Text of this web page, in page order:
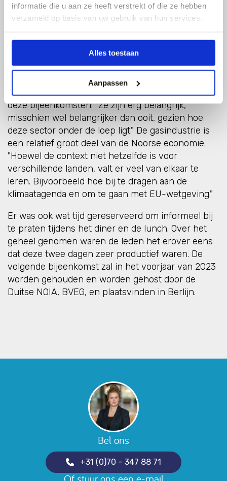
informatie die u aan ze heeft verstrekt of die ze hebben
verzameld op basis van uw gebruik van hun services.
Alles toestaan
Aanpassen
Leden van de naburige NOIA's hadden volop
gelegenheid om bij te praten over actuele zaken
uitdagingen op het gebied van klimaat, beveiliging,
bevoorrading, wetgeving en meer aanpakken.
Erling Kvadsheim, directeur Internationale Zaken
van Offshore Norge, ziet duidelijk de waarde van
deze bijeenkomsten: "Ze zijn erg belangrijk,
misschien wel belangrijker dan ooit, gezien hoe
deze sector onder de loep ligt." De gasindustrie is
een relatief groot deel van de Noorse economie.
"Hoewel de context niet hetzelfde is voor
verschillende landen, valt er veel van elkaar te
leren. Bijvoorbeeld hoe bij te dragen aan de
klimaatagenda en om te gaan met EU-wetgeving."
Er was ook wat tijd gereserveerd om informeel bij
te praten tijdens het diner en de lunch. Over het
geheel genomen waren de leden het erover eens
dat deze twee dagen zeer productief waren. De
volgende bijeenkomst zal in het voorjaar van 2023
worden gehouden en worden gehost door de
Duitse NOIA, BVEG, en plaatsvinden in Berlijn.
Bel ons
+31 (0)70 – 347 88 71